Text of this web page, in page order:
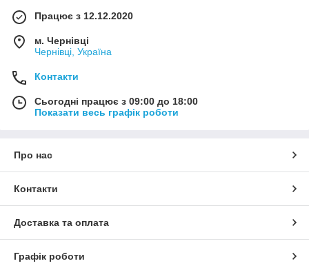
Працює з 12.12.2020
м. Чернівці
Чернівці, Україна
Контакти
Сьогодні працює з 09:00 до 18:00
Показати весь графік роботи
Про нас
Контакти
Доставка та оплата
Графік роботи